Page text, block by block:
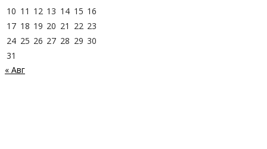
10 11 12 13 14 15 16
17 18 19 20 21 22 23
24 25 26 27 28 29 30
31
« Авг